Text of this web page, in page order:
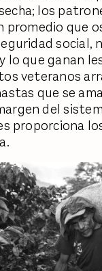
los
promedio que
social,
lo que ganan
veteranos
que se
del
proporciona